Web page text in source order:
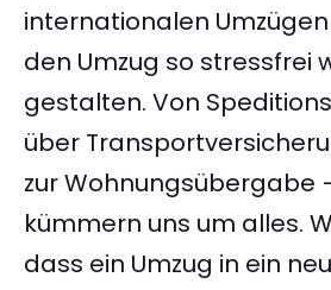
internationalen
den Umzug so stressfrei
gestalten. Von
über
zur Wohnungsübergabe
kümmern uns um alles.
dass ein Umzug in ein